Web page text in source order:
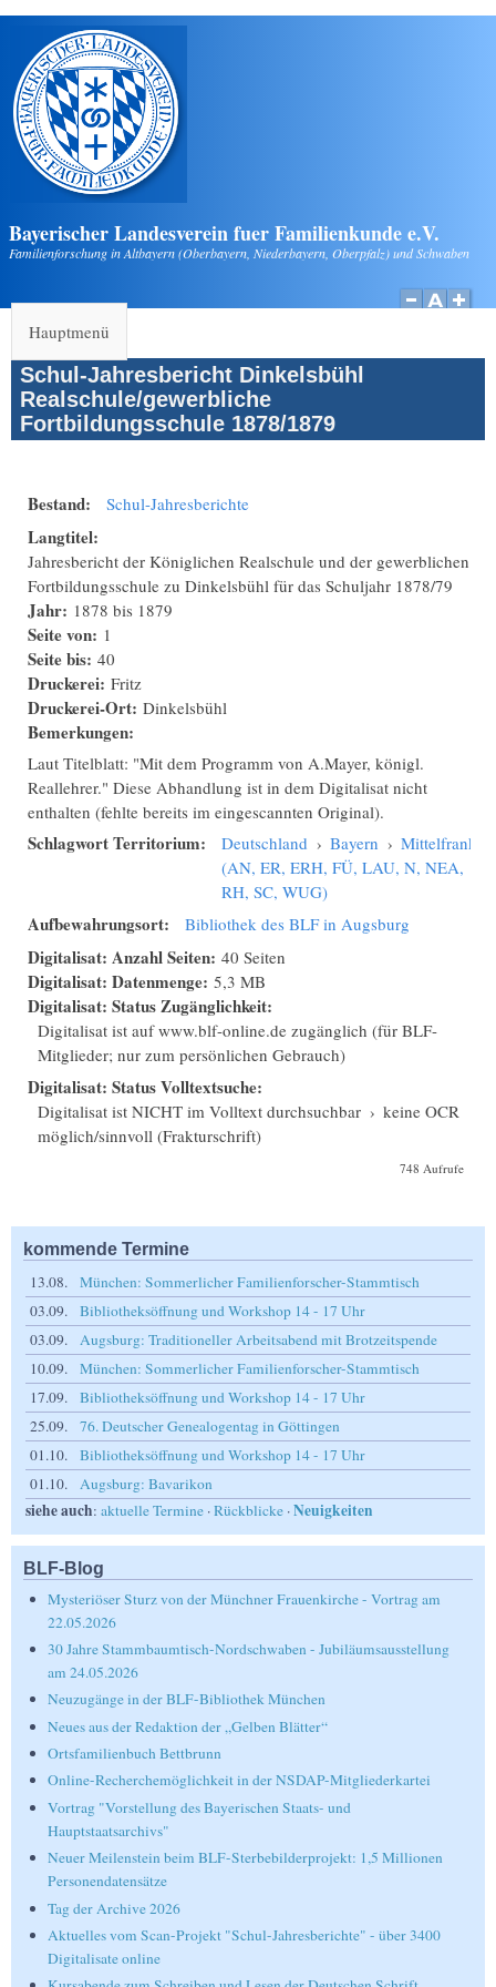
Direkt zum Inhalt
Bayerischer Landesverein fuer Familienkunde e.V.
Familienforschung in Altbayern (Oberbayern, Niederbayern, Oberpfalz) und Schwaben
Hauptmenü
Schul-Jahresbericht Dinkelsbühl
Realschule/gewerbliche
Fortbildungsschule 1878/1879
Bestand: Schul-Jahresberichte
Langtitel:
Jahresbericht der Königlichen Realschule und der gewerblichen
Fortbildungsschule zu Dinkelsbühl für das Schuljahr 1878/79
Jahr: 1878 bis 1879
Seite von: 1
Seite bis: 40
Druckerei: Fritz
Druckerei-Ort: Dinkelsbühl
Bemerkungen:
Laut Titelblatt: "Mit dem Programm von A.Mayer, königl.
Reallehrer." Diese Abhandlung ist in dem Digitalisat nicht
enthalten (fehlte bereits im eingescannten Original).
Schlagwort Territorium: Deutschland › Bayern › Mittelfranken
(AN, ER, ERH, FÜ, LAU, N, NEA,
RH, SC, WUG)
Aufbewahrungsort: Bibliothek des BLF in Augsburg
Digitalisat: Anzahl Seiten: 40 Seiten
Digitalisat: Datenmenge: 5,3 MB
Digitalisat: Status Zugänglichkeit:
Digitalisat ist auf www.blf-online.de zugänglich (für BLF-
Mitglieder; nur zum persönlichen Gebrauch)
Digitalisat: Status Volltextsuche:
Digitalisat ist NICHT im Volltext durchsuchbar › keine OCR
möglich/sinnvoll (Frakturschrift)
748 Aufrufe
kommende Termine
13.08.
München: Sommerlicher Familienforscher-Stammtisch
03.09.
Bibliotheksöffnung und Workshop 14 - 17 Uhr
03.09.
Augsburg: Traditioneller Arbeitsabend mit Brotzeitspende
10.09.
München: Sommerlicher Familienforscher-Stammtisch
17.09.
Bibliotheksöffnung und Workshop 14 - 17 Uhr
25.09.
76. Deutscher Genealogentag in Göttingen
01.10.
Bibliotheksöffnung und Workshop 14 - 17 Uhr
01.10.
Augsburg: Bavarikon
siehe auch: aktuelle Termine ·Rückblicke ·Neuigkeiten
BLF-Blog
Mysteriöser Sturz von der Münchner Frauenkirche - Vortrag am
22.05.2026
30 Jahre Stammbaumtisch-Nordschwaben - Jubiläumsausstellung
am 24.05.2026
Neuzugänge in der BLF-Bibliothek München
Neues aus der Redaktion der „Gelben Blätter“
Ortsfamilienbuch Bettbrunn
Online-Recherchemöglichkeit in der NSDAP-Mitgliederkartei
Vortrag "Vorstellung des Bayerischen Staats- und
Hauptstaatsarchivs"
Neuer Meilenstein beim BLF-Sterbebilderprojekt: 1,5 Millionen
Personendatensätze
Tag der Archive 2026
Aktuelles vom Scan-Projekt "Schul-Jahresberichte" - über 3400
Digitalisate online